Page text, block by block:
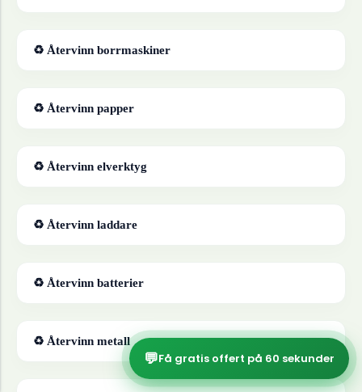
♻ Återvinn borrmaskiner
♻ Återvinn papper
♻ Återvinn elverktyg
♻ Återvinn laddare
♻ Återvinn batterier
♻ Återvinn metall
💬Få gratis offert på 60 sekunder